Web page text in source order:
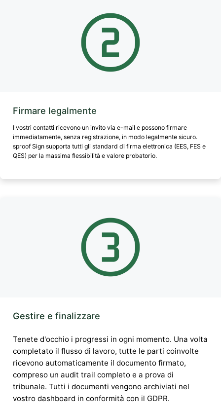
Firmare legalmente
I vostri contatti ricevono un invito via e-mail e possono firmare
immediatamente, senza registrazione, in modo legalmente sicuro.
sproof Sign supporta tutti gli standard di firma elettronica (EES, FES e
QES) per la massima flessibilità e valore probatorio.
Gestire e finalizzare
Tenete d'occhio i progressi in ogni momento. Una volta
completato il flusso di lavoro, tutte le parti coinvolte
ricevono automaticamente il documento firmato,
compreso un audit trail completo e a prova di
tribunale. Tutti i documenti vengono archiviati nel
vostro dashboard in conformità con il GDPR.